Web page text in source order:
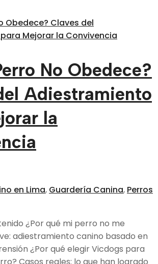
No Obedece?
Adiestramiento
la
en Lima, Guardería Canina, Perros
¿Por qué mi perro no me
adiestramiento canino basado en
¿Por qué elegir Vicdogs para
Casos reales: lo que han logrado